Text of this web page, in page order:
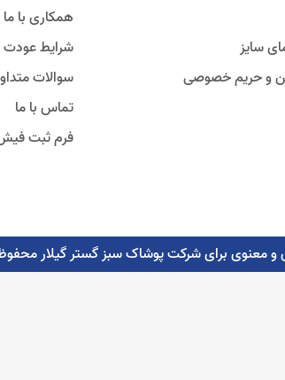
سایز
و حریم خصوصی
همکاری با ما
شرایط
سوالات
تماس با ما
فرم ثبت